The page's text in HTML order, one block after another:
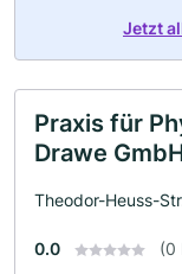
Jetzt
Praxis für
Drawe
Theodor-Heuss-
0.0 (0